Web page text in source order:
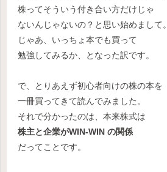
株ってそういう付き合い方だけじゃ
ないんじゃないの？と思い始めまして。
じゃあ、いっちょ本でも買って
勉強してみるか、となった訳です。
で、とりあえず初心者向けの株の本を
一冊買ってきて読んでみました。
それで分かったのは、本来株式は
株主と企業がWIN-WIN の関係
だってことです。